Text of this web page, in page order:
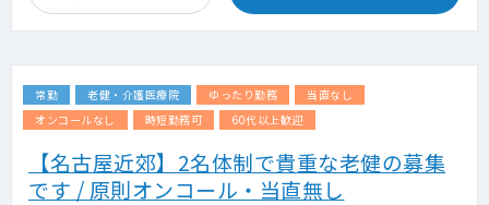
常勤 老健・介護医療院 ゆったり勤務
当直なし
オンコールなし
時短勤務可 60代以上歓迎
【名古屋近郊】2名体制で貴重な老健の募集
です / 原則オンコール・当直無し